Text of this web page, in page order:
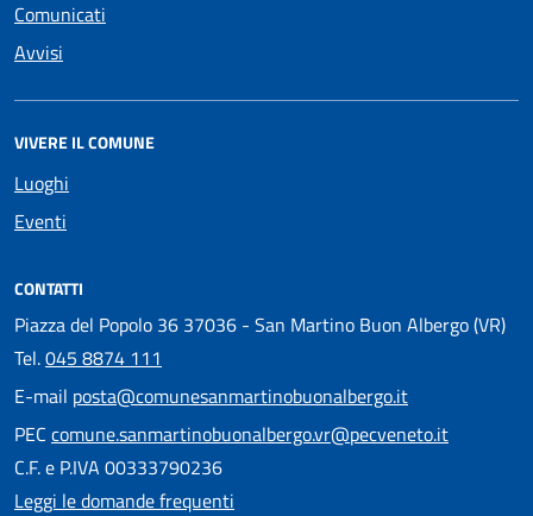
Comunicati
Avvisi
VIVERE IL COMUNE
Luoghi
Eventi
CONTATTI
Piazza del Popolo 36 37036 - San Martino Buon Albergo (VR)
Tel.045 8874 111
E-mail posta@comunesanmartinobuonalbergo.it
PEC comune.sanmartinobuonalbergo.vr@pecveneto.it
C.F. e P.IVA 00333790236
Leggi le domande frequenti